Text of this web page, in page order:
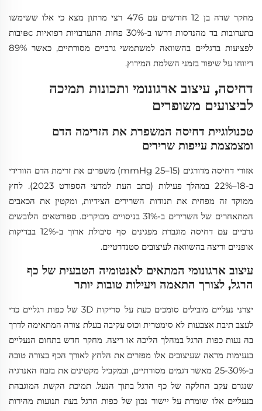
מחקר שדה בן 12 חודשים עם 476 רצי מרתון מצא כי אלו ששימשו
בתערובות בד מהנדסות דרשו ב-30% פחות התערבויות רפואיות всיבות
לפציעות ברגליים בהשוואה למשתמשי גרביים מסורתיים, כאשר 89%
דיווחו על שיפור בזמני השלמת המירוץ.
דחיסה, עיצוב ארגונומי ותכונות תמיכה
לביצועים משופרים
טכנולוגיית דחיסה המשפרת את הזרימה הדם
ומצמצמת עייפות שרירים
אזורי דחיסה מדורגים (15–25 mmHg) משפרים את זרימת הדם הוורידי
ב-18–22% במהלך פעילות (כתב העת למדעי הספורט 2023). לחץ
ממוקד זה מפחית את תנודות השרירים הצידיות, ומקטין את הכאבים
המתאחרים של השרירים ב-31% בניסויים מבוקרים. ספורטאים הלובשים
גרביים עם דחיסה מוגברת מפגינים סף סיבולת ארוך ב-12% בבדיקות
אופניים וריצה בהשוואה לעיצובים סטנדרטיים.
עיצוב ארגונומי המתאים לאנטומיה הטבעית של כף
הרגל, לצורך התאמה ויעילות טובות יותר
יצרני נעליים מובילים סומכים כעת על סריקות 3D של כפות רגליים כדי
לעצב תיבת אצבעות לא סימטרית וכוס עקיבה בעלת צורה המתאימה לדרך
בה נעות כפות הרגל במהלך הליכה או ריצה. מחקר חדש בתחום הנעליים
בנעימות מראה שעיצובים אלו מפזרים את הלחץ לאורך הכף בצורה טובה
ב-25-30% מאשר דגמים מסורתיים, ובמקביל מקטינים את בזבוז האנרגיה
שנגרם עקב החלקה של כף הרגל בתוך הנעל. תמיכת הקשת המוגבהת
בנעליים אלו שומרת על יישור נכון של כפות הרגל בעת תנועות מהירות